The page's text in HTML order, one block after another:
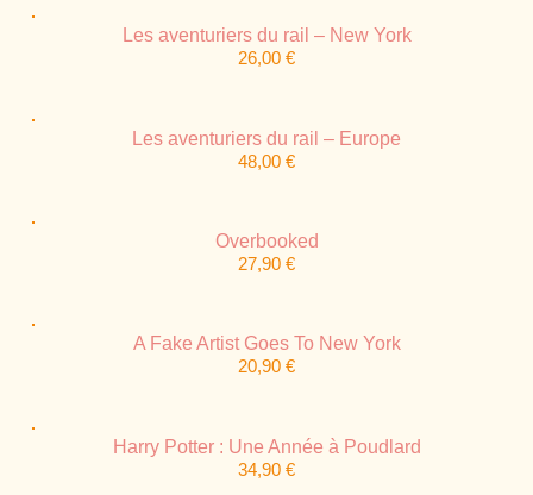
Les aventuriers du rail – New York
26,00 €
Les aventuriers du rail – Europe
48,00 €
Overbooked
27,90 €
A Fake Artist Goes To New York
20,90 €
Harry Potter : Une Année à Poudlard
34,90 €